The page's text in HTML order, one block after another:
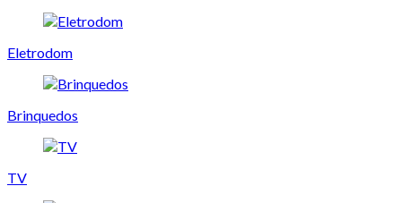
Eletrodom
Brinquedos
TV